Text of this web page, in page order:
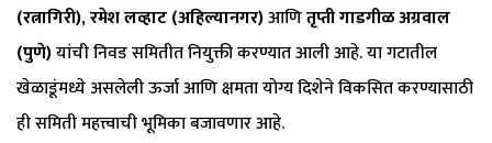
(रत्नागिरी),रमेश लव्हाट (अहिल्यानगर)आणितृप्ती गाडगीळ अग्रवाल
(पुणे)यांची निवड समितीत नियुक्ती करण्यात आली आहे. या गटातील
खेळाडूंमध्ये असलेली ऊर्जा आणि क्षमता योग्य दिशेने विकसित करण्यासाठी
ही समिती महत्त्वाची भूमिका बजावणार आहे.